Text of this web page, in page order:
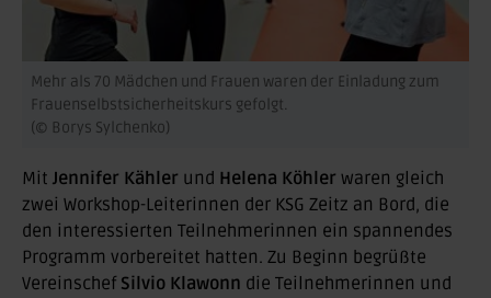
Mehr als 70 Mädchen und Frauen waren der Einladung zum
Frauenselbstsicherheitskurs gefolgt.
(© Borys Sylchenko)
Mit Jennifer Kähler und Helena Köhler waren gleich
zwei Workshop-Leiterinnen der KSG Zeitz an Bord, die
den interessierten Teilnehmerinnen ein spannendes
Programm vorbereitet hatten. Zu Beginn begrüßte
Vereinschef Silvio Klawonn die Teilnehmerinnen und